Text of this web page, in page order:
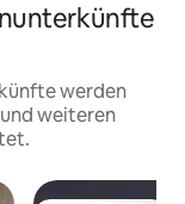
werden
weiteren